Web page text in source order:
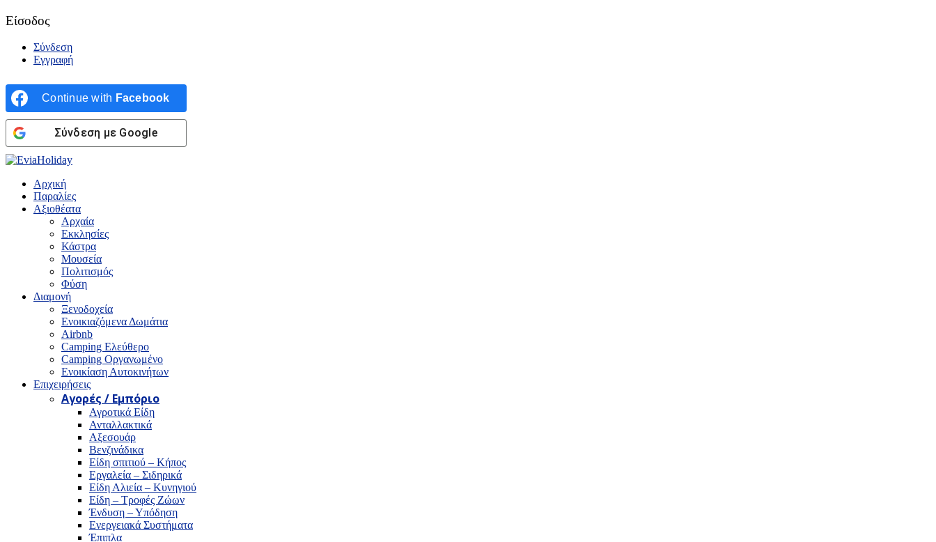
Είσοδος
Σύνδεση
Εγγραφή
Continue with Facebook
Σύνδεση με Google
Αρχική
Παραλίες
Αξιοθέατα
Αρχαία
Εκκλησίες
Κάστρα
Μουσεία
Πολιτισμός
Φύση
Διαμονή
Ξενοδοχεία
Ενοικιαζόμενα Δωμάτια
Airbnb
Camping Ελεύθερο
Camping Οργανωμένο
Ενοικίαση Αυτοκινήτων
Επιχειρήσεις
Αγορές / Εμπόριο
Αγροτικά Είδη
Ανταλλακτικά
Αξεσουάρ
Βενζινάδικα
Είδη σπιτιού – Κήπος
Εργαλεία – Σιδηρικά
Είδη Αλιεία – Κυνηγιού
Είδη – Τροφές Ζώων
Ένδυση – Υπόδηση
Ενεργειακά Συστήματα
Έπιπλα